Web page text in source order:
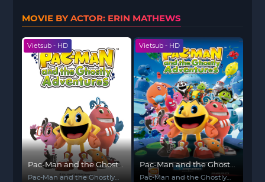
MOVIE BY ACTOR: ERIN MATHEWS
Vietsub - HD
Pac-Man and the Ghostly
Adventures (Phần 2)
Pac-Man and the Ghostly
Vietsub - HD
Pac-Man and the Ghostly
Adventures (Phần 1)
Pac-Man and the Ghostly